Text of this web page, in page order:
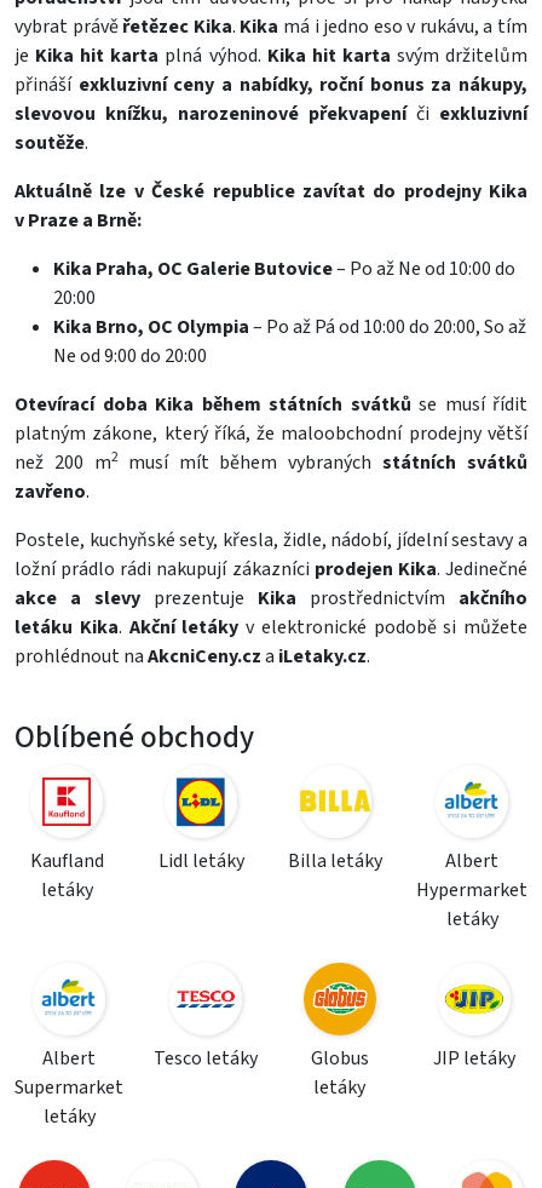
vybrat právěřetězec Kika. Kika má i jedno eso v rukávu, a tím
je Kika hit karta plná výhod. Kika hit karta svým držitelům
přináší exkluzivní ceny a nabídky, roční bonus za nákupy,
slevovou knížku, narozeninové překvapeníči exkluzivní
soutěže.
Aktuálně lze v České republice zavítat do prodejny Kika
v Praze a Brně:
Kika Praha, OC Galerie Butovice– Po až Ne od 10:00 do
20:00
Kika Brno, OC Olympia– Po až Pá od 10:00 do 20:00, So až
Ne od 9:00 do 20:00
Otevírací doba Kika během státních svátků se musí řídit
platným zákone, který říká, že maloobchodní prodejny větší
než 200 m2 musí mít během vybranýchstátních svátků
zavřeno.
Postele, kuchyňské sety, křesla, židle, nádobí, jídelní sestavya
ložní prádlo rádi nakupují zákazníci prodejen Kika. Jedinečné
akce a slevy prezentuje Kika prostřednictvím akčního
letáku Kika. Akční letáky v elektronické podobě si můžete
prohlédnout naAkcniCeny.cza iLetaky.cz.
Oblíbené obchody
Kaufland
letáky
Lidl letáky Billa letáky
Albert
Hypermarket
letáky
Albert
Supermarket
letáky
Tesco letáky
Globus
letáky
JIP letáky